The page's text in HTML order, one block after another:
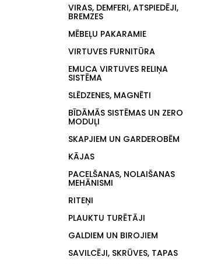
VIRAS, DEMFERI, ATSPIEDĒJI,
BREMZES
MĒBEĻU PAKARAMIE
VIRTUVES FURNITŪRA
EMUCA VIRTUVES RELIŅA
SISTĒMA
SLĒDZENES, MAGNĒTI
BĪDĀMĀS SISTĒMAS UN ZERO
MODUĻI
SKAPJIEM UN GARDEROBĒM
KĀJAS
PACELŠANAS, NOLAIŠANAS
MEHĀNISMI
RITEŅI
PLAUKTU TURĒTĀJI
GALDIEM UN BIROJIEM
SAVILCĒJI, SKRŪVES, TAPAS